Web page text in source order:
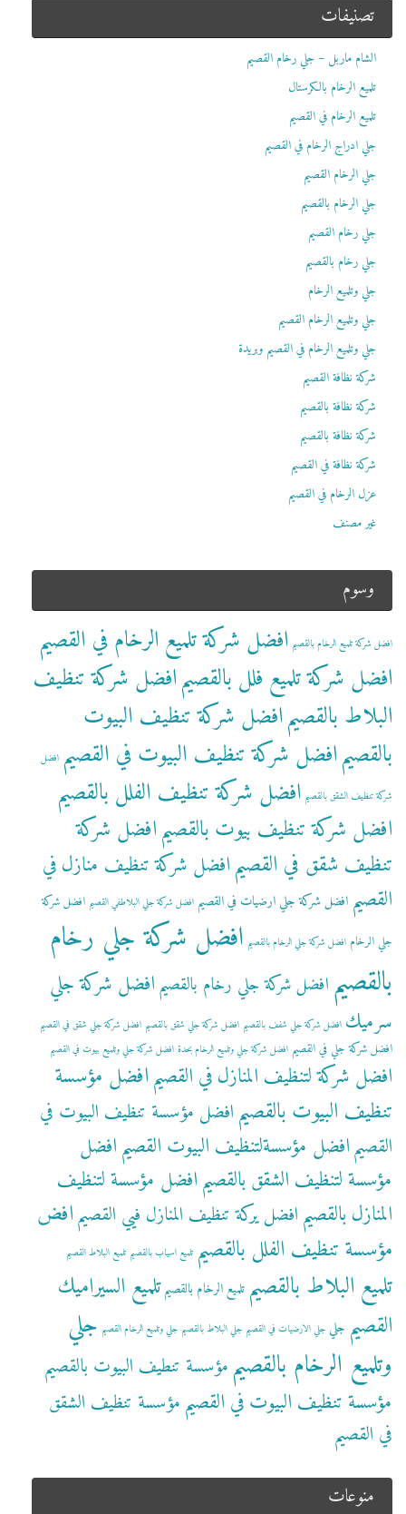
تصنيفات
الشام ماربل – جلي رخام القصيم
تلميع الرخام بالكرستال
تلميع الرخام في القصيم
جلي ادراج الرخام في القصيم
جلي الرخام القصيم
جلي الرخام بالقصيم
جلي رخام القصيم
جلي رخام بالقصيم
جلي وتلميع الرخام
جلي وتلميع الرخام القصيم
جلي وتلميع الرخام في القصيم وبريدة
شركة نظافة القصيم
شركة نظافة بالقصيم
شركة نظافة بالقصيم
شركة نظافة في القصيم
عزل الرخام في القصيم
غير مصنف
وسوم
افضل شركة تلميع الرخام بالقصيم افضل شركة تلميع الرخام في القصيم
افضل شركة تلميع فلل بالقصيمافضل شركة تنظيف
البلاط بالقصيمافضل شركة تنظيف البيوت
بالقصيمافضل شركة تنظيف البيوت في القصيم افضل
شركة تنظيف الشقق بالقصيم افضل شركة تنظيف الفلل بالقصيم
افضل شركة تنظيف بيوت بالقصيمافضل شركة
تنظيف شقق في القصيمافضل شركة تنظيف منازل في
القصيم افضل شركة جلي ارضيات في القصيم افضل شركة جلي البلاطفي القصيم افضل شركة
جلي الرخام افضل شركة جلي الرخام بالقصيم افضل شركة جلي رخام
بالقصيم افضل شركة جلي رخام بالقصيمافضل شركة جلي
سرميك افضل شركة جلي شفف بالقصيم افضل شركة جلي شقق بالقصيم افضل شركة جلي شقق في القصيم
افضل شركة جلي في القصيم افضل شركة جلي وتلميع الرخام بحدة افضل شركة جلي وتلميع بيوت في القصيم
افضل شركة لتنظيف المنازل في القصيمافضل مؤسسة
تنظيف البيوت بالقصيمافضل مؤسسة تنظيف البيوت في
القصيمافضل مؤسسةلتنظيف البيوت القصيمافضل
مؤسسة لتنظيف الشقق بالقصيمافضل مؤسسة لتنظيف
المنازل بالقصيمافضل يركة تنظيف المنازل فيي القصيمافض
مؤسسة تنظيف الفلل بالقصيم تلميع اسياب بالقصيم تلميع البلاط القصيم
تلميع البلاط بالقصيم تلميع الرخام بالقصيمتلميع السيراميك
القصيم جلي جلي الارضيات في القصيم جلي البلاط بالقصيم جلي وتلميع الرخام القصيم جلي
وتلميع الرخام بالقصيممؤسسة تنطيف البيوت بالقصيم
مؤسسة تنظيف البيوت في القصيممؤسسة تنظيف الشقق
في القصيم
منوعات